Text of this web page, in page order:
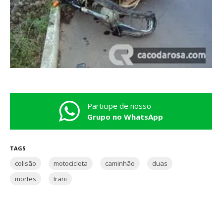
Participe de nosso
Grupo no WhatsApp
TAGS
colisão motocicleta caminhão
duas
mortes
Irani